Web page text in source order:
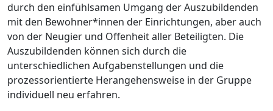
durch den einfühlsamen Umgang der Auszubildenden
mit den Bewohner*innen der Einrichtungen, aber auch
von der Neugier und Offenheit aller Beteiligten. Die
Auszubildenden können sich durch die
unterschiedlichen Aufgabenstellungen und die
prozessorientierte Herangehensweise in der Gruppe
individuell neu erfahren.